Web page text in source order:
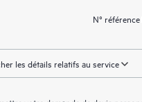
N°
les détails relatifs au service